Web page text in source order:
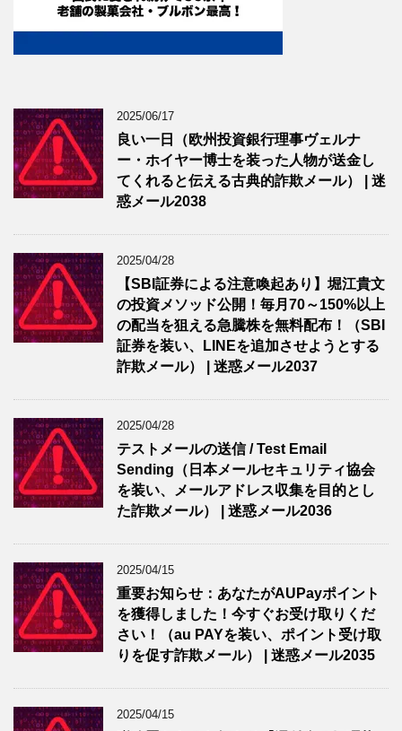
2025/06/17
良い一日（欧州投資銀行理事ヴェルナ
ー・ホイヤー博士を装った人物が送金し
てくれると伝える古典的詐欺メール） | 迷
惑メール2038
2025/04/28
【SBI証券による注意喚起あり】堀江貴文
の投資メソッド公開！毎月70～150%以上
の配当を狙える急騰株を無料配布！（SBI
証券を装い、LINEを追加させようとする
詐欺メール） | 迷惑メール2037
2025/04/28
テストメールの送信 / Test Email
Sending（日本メールセキュリティ協会
を装い、メールアドレス収集を目的とし
た詐欺メール） | 迷惑メール2036
2025/04/15
重要お知らせ：あなたがAUPayポイント
を獲得しました！今すぐお受け取りくだ
さい！（au PAYを装い、ポイント受け取
りを促す詐欺メール） | 迷惑メール2035
2025/04/15